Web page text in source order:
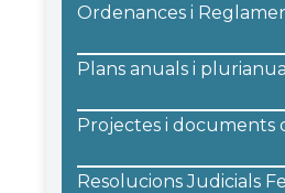
Ordenances i
Plans anuals i
Projectes i documents
Resolucions Judicials